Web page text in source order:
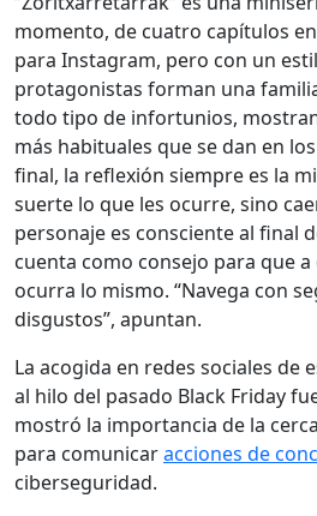
momento, de cuatro capítulos
para Instagram, pero con un
protagonistas forman una
todo tipo de infortunios,
más habituales que se dan en
final, la reflexión siempre es la
suerte lo que les ocurre, sino
personaje es consciente al final
cuenta como consejo para que
ocurra lo mismo. “Navega con
disgustos”, apuntan.
La acogida en redes sociales de
al hilo del pasado Black Friday
mostró la importancia de la
para comunicaracciones de
ciberseguridad.